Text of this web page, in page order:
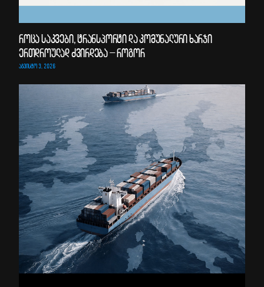
როცა საკვები, ტრანსპორტი და კომუნალური ხარჯი
ერთდროულად ძვირდება – როგორ
ᲐᲒᲕᲘᲡᲢᲝ 3, 2026